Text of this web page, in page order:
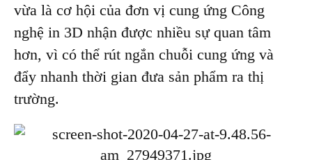
vừa là cơ hội của đơn vị cung ứng Công
nghệ in 3D nhận được nhiều sự quan tâm
hơn, vì có thể rút ngắn chuỗi cung ứng và
đẩy nhanh thời gian đưa sản phẩm ra thị
trường.